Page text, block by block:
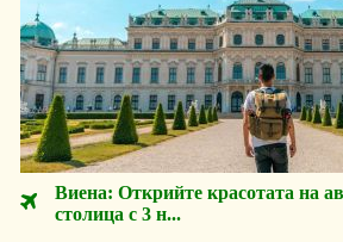
Виена: Открийте красотата на
столица с 3 н...